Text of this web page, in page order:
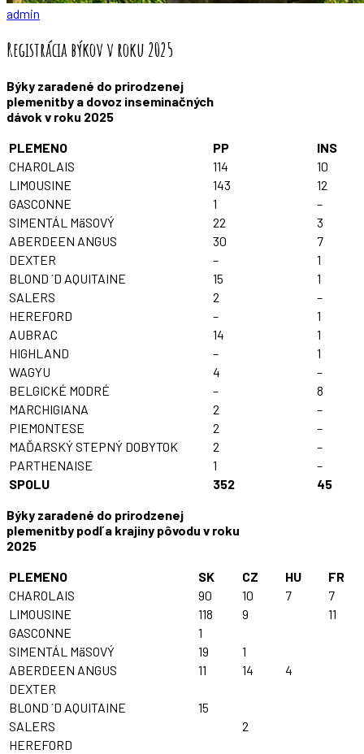
admin
Registrácia býkov v roku 2025
Býky zaradené do prirodzenej
plemenitby a dovoz inseminačných
dávok v roku 2025
PLEMENO
PP
INS
CHAROLAIS
114
10
LIMOUSINE
143
12
GASCONNE
1
–
SIMENTÁL MäSOVÝ
22
3
ABERDEEN ANGUS
30
7
DEXTER
–
1
BLOND ´D AQUITAINE
15
1
SALERS
2
–
HEREFORD
–
1
AUBRAC
14
1
HIGHLAND
–
1
WAGYU
4
–
BELGICKÉ MODRÉ
–
8
MARCHIGIANA
2
–
PIEMONTESE
2
–
MAĎARSKÝ STEPNÝ DOBYTOK
2
–
PARTHENAISE
1
–
SPOLU
352
45
Býky zaradené do prirodzenej
plemenitby podľa krajiny pôvodu v roku
2025
PLEMENO
SK CZ HU
FR
CHAROLAIS
90 10 7
7
LIMOUSINE
118 9
11
GASCONNE
1
SIMENTÁL MäSOVÝ
19
1
ABERDEEN ANGUS
11 14
4
DEXTER
BLOND ´D AQUITAINE
15
SALERS
2
HEREFORD